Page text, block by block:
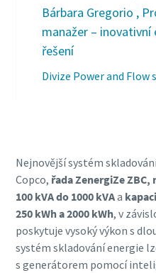
Bárbara Gregorio ,
manažer –
řešení
Divize Power and
Nejnovější systém
Copco, řada ZenergiZe
100 kVA do 1000 kVAa
250 kWh a 2000 kWh, v
poskytuje vysoký výkon s
systém skladování energie
s generátorem pomocí